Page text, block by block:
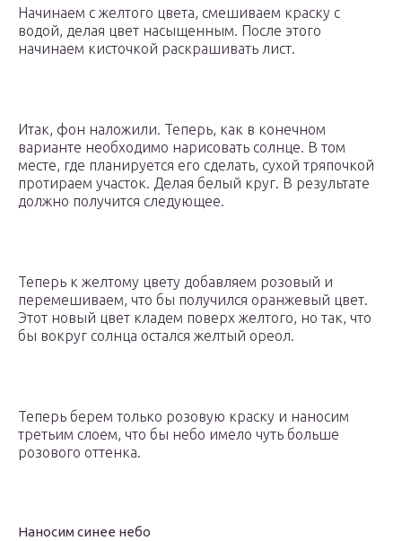
Начинаем с желтого цвета, смешиваем краску с
водой, делая цвет насыщенным. После этого
начинаем кисточкой раскрашивать лист.
Итак, фон наложили. Теперь, как в конечном
варианте необходимо нарисовать солнце. В том
месте, где планируется его сделать, сухой тряпочкой
протираем участок. Делая белый круг. В результате
должно получится следующее.
Теперь к желтому цвету добавляем розовый и
перемешиваем, что бы получился оранжевый цвет.
Этот новый цвет кладем поверх желтого, но так, что
бы вокруг солнца остался желтый ореол.
Теперь берем только розовую краску и наносим
третьим слоем, что бы небо имело чуть больше
розового оттенка.
Наносим синее небо